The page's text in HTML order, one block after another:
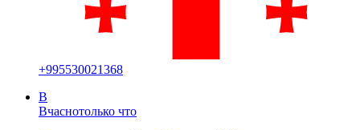
+995530021368
В
Вчаснотолько что